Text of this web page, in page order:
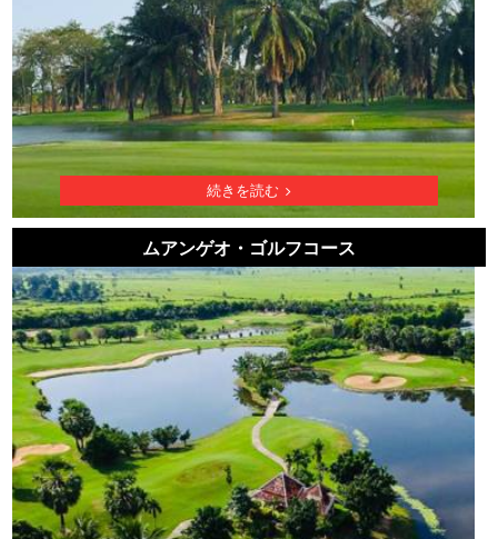
続きを読む
ムアンゲオ・ゴルフコース